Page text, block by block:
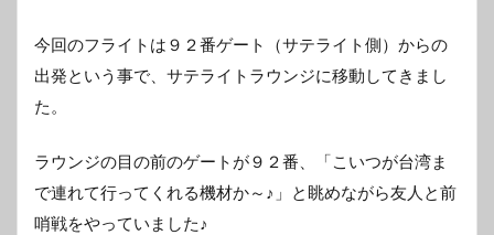
今回のフライトは９２番ゲート（サテライト側）からの
出発という事で、サテライトラウンジに移動してきまし
た。
ラウンジの目の前のゲートが９２番、「こいつが台湾ま
で連れて行ってくれる機材か～♪」と眺めながら友人と前
哨戦をやっていました♪